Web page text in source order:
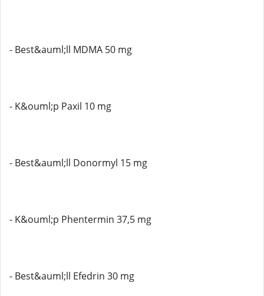
- Best&auml;ll MDMA 50 mg
- K&ouml;p Paxil 10 mg
- Best&auml;ll Donormyl 15 mg
- K&ouml;p Phentermin 37,5 mg
- Best&auml;ll Efedrin 30 mg